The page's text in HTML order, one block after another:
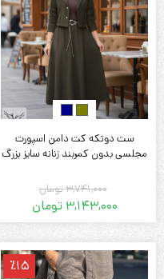
ست دوتکه کت دامن اسپورت
مجلسی بدون کمربند زنانه سایز بزرگ
3,741,000تومان
قیمت
اصلی:
3,741,000 تومان
بود.
3,143,000 تومان
قیمت
فعلی:
3,143,000 تومان.
٪15